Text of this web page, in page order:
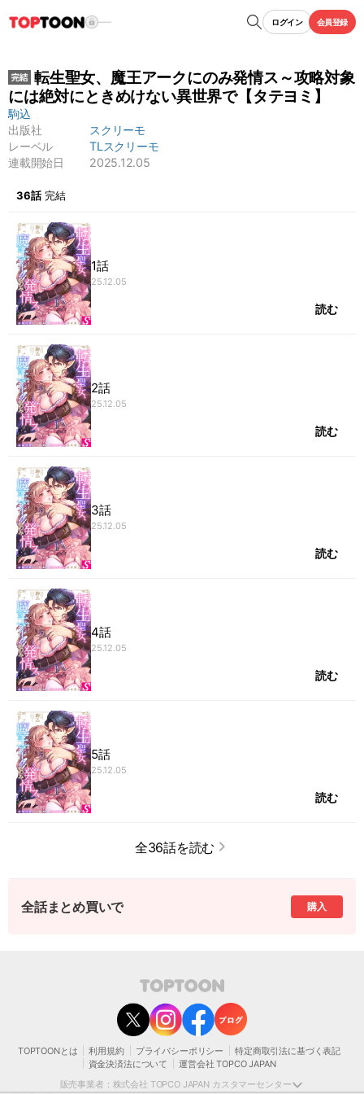
ログイン 会員登録
転生聖女、魔王アークにのみ発情ス～攻略対象
には絶対にときめけない異世界で【タテヨミ】
駒込
出版社
スクリーモ
レーベル
TLスクリーモ
連載開始日
2025.12.05
36話 完結
1話
25.12.05
読む
2話
25.12.05
読む
3話
25.12.05
読む
4話
25.12.05
読む
5話
25.12.05
読む
全36話を読む
全話まとめ買いで 購入
TOPTOONとは 利用規約 プライバシーポリシー
特定商取引法に基づく表記
資金決済法について
運営会社 TOPCO JAPAN
販売事業者：株式会社 TOPCO JAPAN カスタマーセンター
contact@toptoon.jp
カスタマーセンター受付時間 10：30～13：00、14：00～18：30（土・日・祝日は
除く）
営業時間外にいただいたお問い合わせは、翌営業日以降にご対応いたしますことをご
了承ください。
モバイルやパソコンの迷惑メール対策等により、弊社からお送りするメールが正しく
届かない場合がございます。
受信できるよう設定をお願い申し上げます。